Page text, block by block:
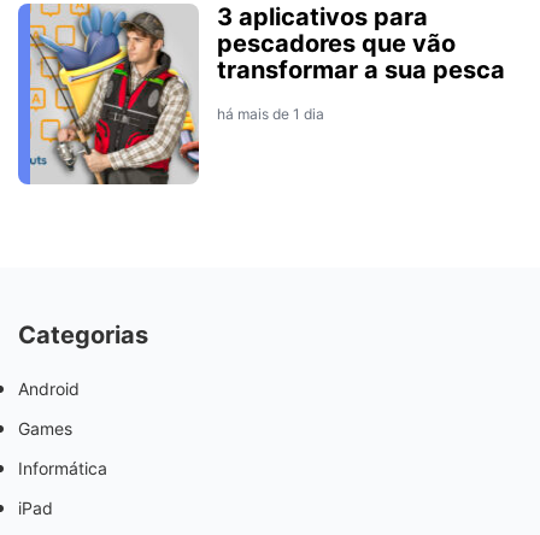
3 aplicativos para
pescadores que vão
transformar a sua pesca
há mais de 1 dia
Categorias
Android
Games
Informática
iPad